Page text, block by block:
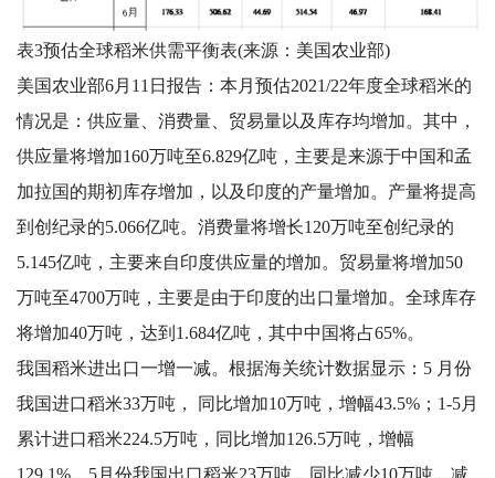
表3预估全球稻米供需平衡表(来源：美国农业部)
美国农业部6月11日报告：本月预估2021/22年度全球稻米的
情况是：供应量、消费量、贸易量以及库存均增加。其中，
供应量将增加160万吨至6.829亿吨，主要是来源于中国和孟
加拉国的期初库存增加，以及印度的产量增加。产量将提高
到创纪录的5.066亿吨。消费量将增长120万吨至创纪录的
5.145亿吨，主要来自印度供应量的增加。贸易量将增加50
万吨至4700万吨，主要是由于印度的出口量增加。全球库存
将增加40万吨，达到1.684亿吨，其中中国将占65%。
我国稻米进出口一增一减。根据海关统计数据显示：5 月份
我国进口稻米33万吨， 同比增加10万吨，增幅43.5%；1-5月
累计进口稻米224.5万吨，同比增加126.5万吨，增幅
129.1%。5月份我国出口稻米23万吨，同比减少10万吨，减